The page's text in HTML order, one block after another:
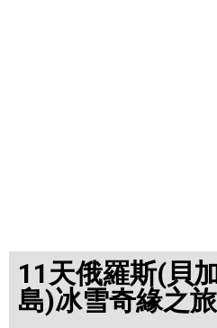
11天俄羅斯(貝
島)冰雪奇緣之旅